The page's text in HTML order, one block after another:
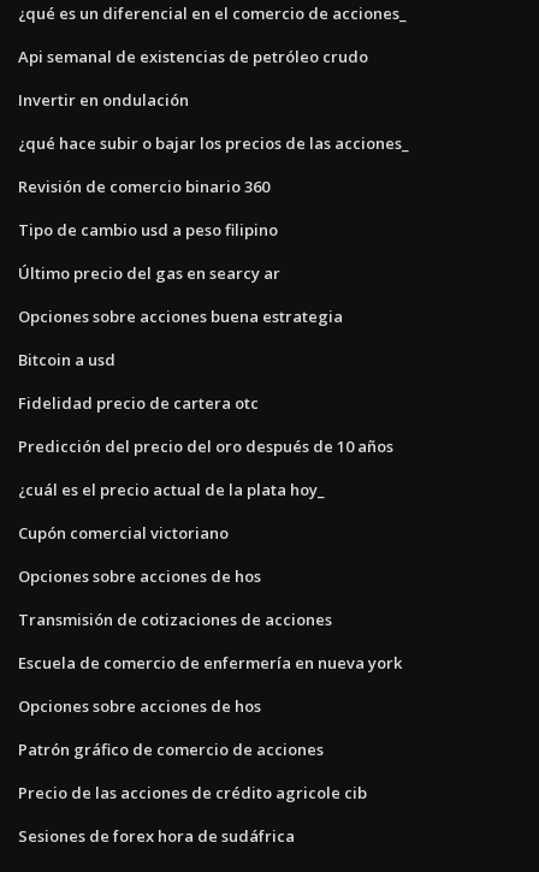
¿qué es un diferencial en el comercio de acciones_
Api semanal de existencias de petróleo crudo
Invertir en ondulación
¿qué hace subir o bajar los precios de las acciones_
Revisión de comercio binario 360
Tipo de cambio usd a peso filipino
Último precio del gas en searcy ar
Opciones sobre acciones buena estrategia
Bitcoin a usd
Fidelidad precio de cartera otc
Predicción del precio del oro después de 10 años
¿cuál es el precio actual de la plata hoy_
Cupón comercial victoriano
Opciones sobre acciones de hos
Transmisión de cotizaciones de acciones
Escuela de comercio de enfermería en nueva york
Opciones sobre acciones de hos
Patrón gráfico de comercio de acciones
Precio de las acciones de crédito agricole cib
Sesiones de forex hora de sudáfrica